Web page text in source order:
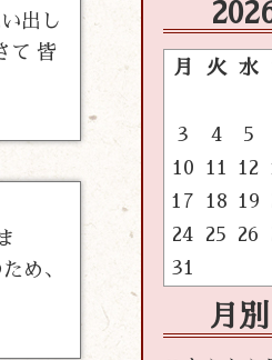
出し
て 皆
め、
月 火 水
3
4 5
10
11 12
17
18 19
24
25 26
31
月